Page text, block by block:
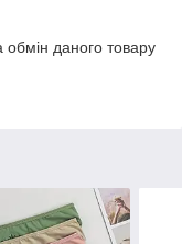
даного товару